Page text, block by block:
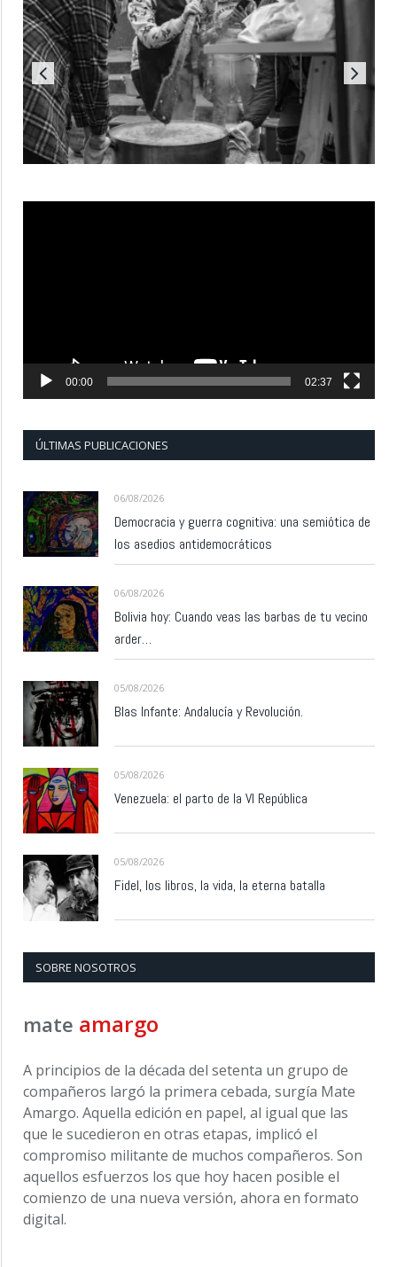
00:00 02:37
ÚLTIMAS PUBLICACIONES
06/08/2026
Democracia y guerra cognitiva: una semiótica de
los asedios antidemocráticos
06/08/2026
Bolivia hoy: Cuando veas las barbas de tu vecino
arder…
05/08/2026
Blas Infante: Andalucía y Revolución.
05/08/2026
Venezuela: el parto de la VI República
05/08/2026
Fidel, los libros, la vida, la eterna batalla
SOBRE NOSOTROS
mate amargo
A principios de la década del setenta un grupo de
compañeros largó la primera cebada, surgía Mate
Amargo. Aquella edición en papel, al igual que las
que le sucedieron en otras etapas, implicó el
compromiso militante de muchos compañeros. Son
aquellos esfuerzos los que hoy hacen posible el
comienzo de una nueva versión, ahora en formato
digital.